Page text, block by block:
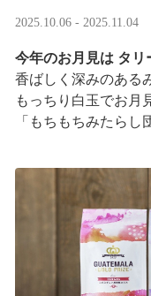
2025.10.06 - 2025.11.04
今年のお月見は タリ
香ばしく深みのある
もっちり白玉でお月
「もちもちみたらし
お月様をモチーフに
まんまるベアフルも